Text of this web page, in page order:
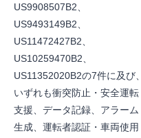
US9908507B2、
US9493149B2、
US11472427B2、
US10259470B2、
US11352020B2の7件に及び、
いずれも衝突防止・安全運転
支援、データ記録、アラーム
生成、運転者認証・車両使用